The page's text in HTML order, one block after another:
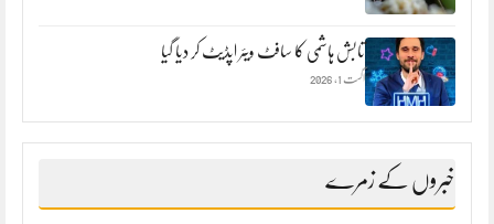
تابش ہاشمی کا سافٹ ویئر اپڈیٹ کر دیا گیا
اگست 1, 2026
خبروں کے زمرے